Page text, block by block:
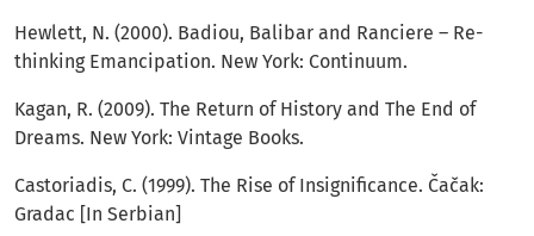
Hewlett, N. (2000). Badiou, Balibar and Ranciere – Re-
thinking Emancipation. New York: Continuum.
Kagan, R. (2009). The Return of History and The End of
Dreams. New York: Vintage Books.
Castoriadis, C. (1999). The Rise of Insignificance. Čačak:
Gradac [In Serbian]